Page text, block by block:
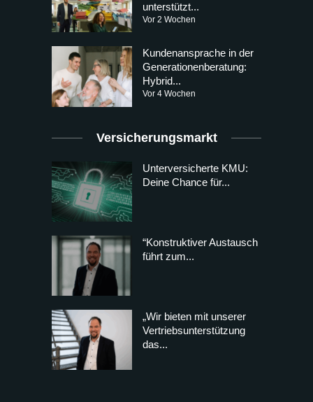
unterstützt...
Vor 2 Wochen
Kundenansprache in der
Generationenberatung:
Hybrid...
Vor 4 Wochen
Versicherungsmarkt
Unterversicherte KMU:
Deine Chance für...
“Konstruktiver Austausch
führt zum...
„Wir bieten mit unserer
Vertriebsunterstützung
das...